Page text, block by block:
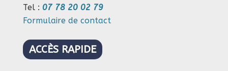
Tel : 07 78 20 02 79
Formulaire de contact
ACCÈS RAPIDE